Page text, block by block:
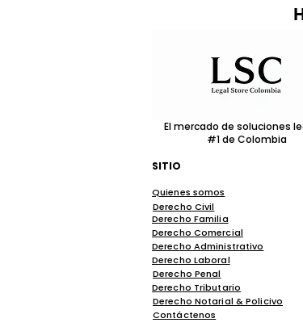
El mercado de soluciones
#1 de Colombia
SITIO
Quienes somos
Derecho Civil
Derecho Familia
Derecho Comercial
Derecho Administrativo
Derecho Laboral
Derecho Penal
Derecho Tributario
Derecho Notarial & Policivo
Contáctenos